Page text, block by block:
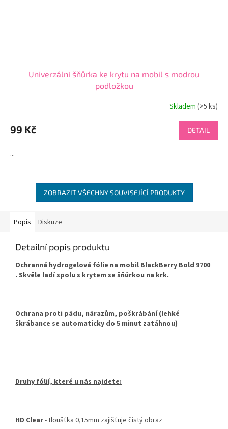
Univerzální šňůrka ke krytu na mobil s modrou
podložkou
produktu
je
z
Skladem(>5 ks)
99 Kč DETAIL
...
ZOBRAZIT VŠECHNY SOUVISEJÍCÍ PRODUKTY
Popis Diskuze
Detailní popis produktu
Ochranná hydrogelová fólie na mobil BlackBerry Bold 9700
. Skvěle ladí spolu s krytem se šňůrkou na krk.
Ochrana proti pádu, nárazům, poškrábání (lehké
škrábance se automaticky do 5 minut zatáhnou)
Druhy fólií, které u nás najdete:
HD Clear- tloušťka 0,15mm zajišťuje čistý obraz